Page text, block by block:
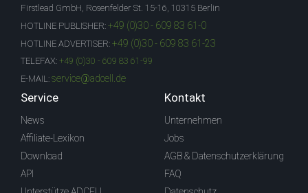
Firstlead GmbH, Rosenfelder St. 15-16, 10315 Berlin
HOTLINE PUBLISHER: +49 (0)30 - 609 83 61-0
HOTLINE ADVERTISER: +49 (0)30 - 609 83 61-23
TELEFAX: +49 (0)30 - 609 83 61-99
E-MAIL: service@adcell.de
Service
News
Affiliate-Lexikon
Download
API
Kontakt
Unternehmen
Jobs
AGB & Datenschutzerklärung
FAQ